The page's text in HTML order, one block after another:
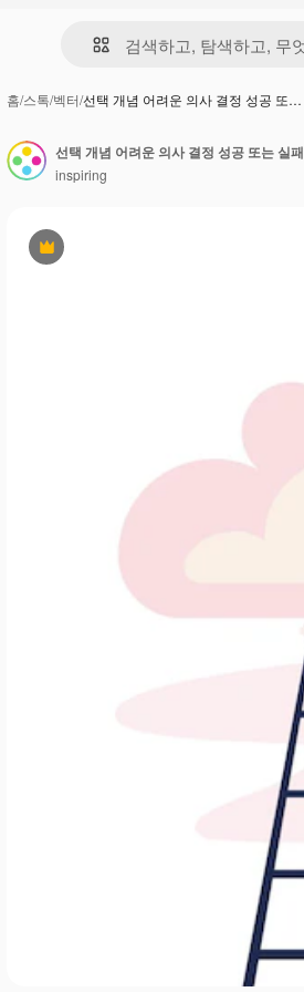
홈/스톡/벡터/선택 개념 어려운 의사 결정 성공 또…
프리미엄
선택 개념 어려운 의사 결정 성공 또는 실패
inspiring